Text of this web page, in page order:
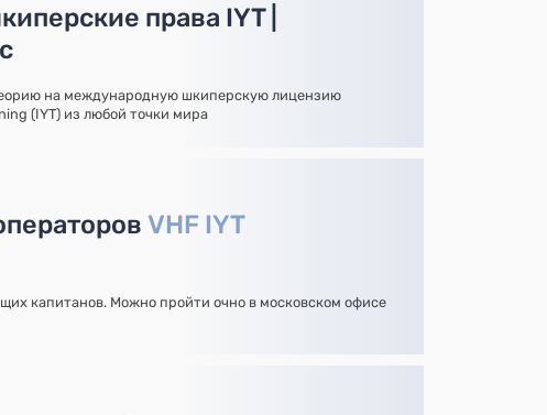
права IYT |
на международную шкиперскую лицензию
(IYT) из любой точки мира
VHF IYT
капитанов. Можно пройти очно в московском офисе